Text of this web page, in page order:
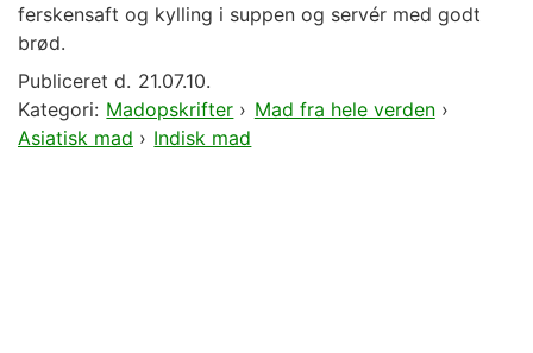
ferskensaft og kylling i suppen og servér med godt
brød.
Publiceret d. 21.07.10.
Kategori: Madopskrifter › Mad fra hele verden›
Asiatisk mad › Indisk mad